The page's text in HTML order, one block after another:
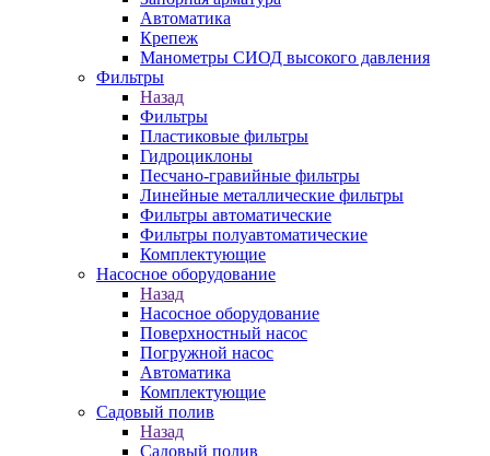
Автоматика
Крепеж
Манометры СИОД высокого давления
Фильтры
Назад
Фильтры
Пластиковые фильтры
Гидроциклоны
Песчано-гравийные фильтры
Линейные металлические фильтры
Фильтры автоматические
Фильтры полуавтоматические
Комплектующие
Насосное оборудование
Назад
Насосное оборудование
Поверхностный насос
Погружной насос
Автоматика
Комплектующие
Садовый полив
Назад
Садовый полив